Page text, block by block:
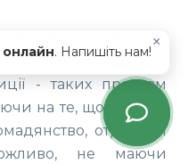
ситуація з
на проживання і
- таких програм
на те, що в країні
отримати
не маючи
онлайн. Напишіть нам!
×